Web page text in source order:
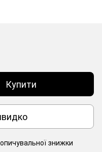
Купити
знижки